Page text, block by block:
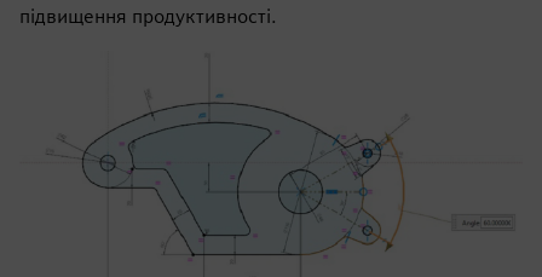
підвищення продуктивності.